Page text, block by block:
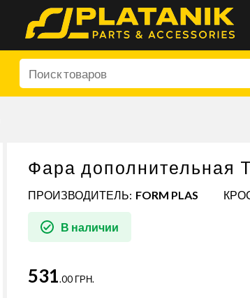
Фара дополнительная
ПРОИЗВОДИТЕЛЬ: FORM PLAS
В наличии
531.00 ГРН.